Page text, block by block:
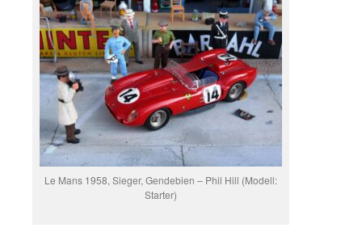
Le Mans 1958, Sieger, Gendebien – Phil Hill (Modell:
Starter)